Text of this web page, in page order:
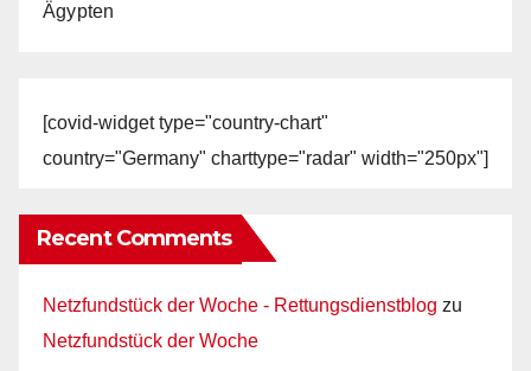
Ägypten
[covid-widget type="country-chart"
country="Germany" charttype="radar" width="250px"]
Recent Comments
Netzfundstück der Woche - Rettungsdienstblog zu
Netzfundstück der Woche